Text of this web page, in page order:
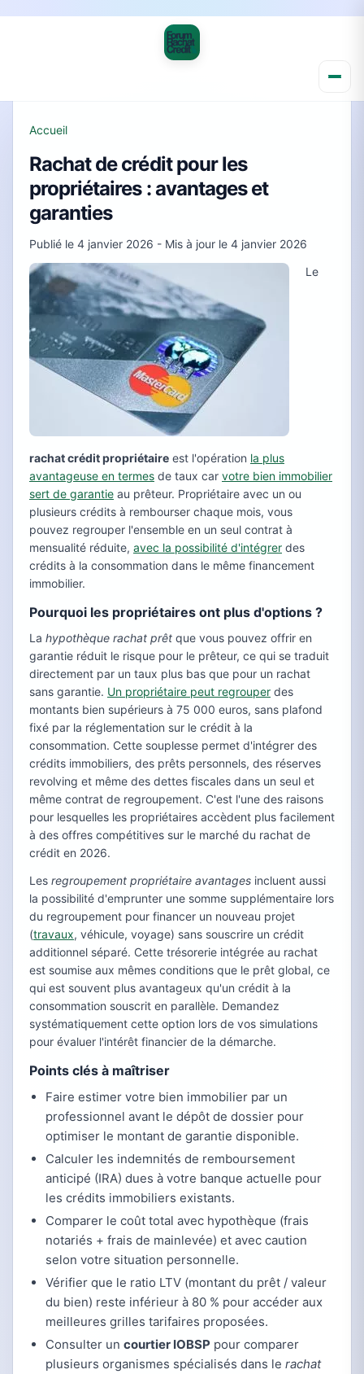
Accueil
Rachat de crédit pour les
propriétaires : avantages et
garanties
Publié le 4 janvier 2026 - Mis à jour le 4 janvier 2026
Le
rachat crédit propriétaire est l'opération la plus
avantageuse en termes de taux car votre bien immobilier
sert de garantie au prêteur. Propriétaire avec un ou
plusieurs crédits à rembourser chaque mois, vous
pouvez regrouper l'ensemble en un seul contrat à
mensualité réduite, avec la possibilité d'intégrer des
crédits à la consommation dans le même financement
immobilier.
Pourquoi les propriétaires ont plus d'options ?
La hypothèque rachat prêt que vous pouvez offrir en
garantie réduit le risque pour le prêteur, ce qui se traduit
directement par un taux plus bas que pour un rachat
sans garantie. Un propriétaire peut regrouper des
montants bien supérieurs à 75 000 euros, sans plafond
fixé par la réglementation sur le crédit à la
consommation. Cette souplesse permet d'intégrer des
crédits immobiliers, des prêts personnels, des réserves
revolving et même des dettes fiscales dans un seul et
même contrat de regroupement. C'est l'une des raisons
pour lesquelles les propriétaires accèdent plus facilement
à des offres compétitives sur le marché du rachat de
crédit en 2026.
Les regroupement propriétaire avantages incluent aussi
la possibilité d'emprunter une somme supplémentaire lors
du regroupement pour financer un nouveau projet
(travaux, véhicule, voyage) sans souscrire un crédit
additionnel séparé. Cette trésorerie intégrée au rachat
est soumise aux mêmes conditions que le prêt global, ce
qui est souvent plus avantageux qu'un crédit à la
consommation souscrit en parallèle. Demandez
systématiquement cette option lors de vos simulations
pour évaluer l'intérêt financier de la démarche.
Points clés à maîtriser
Faire estimer votre bien immobilier par un
professionnel avant le dépôt de dossier pour
optimiser le montant de garantie disponible.
Calculer les indemnités de remboursement
anticipé (IRA) dues à votre banque actuelle pour
les crédits immobiliers existants.
Comparer le coût total avec hypothèque (frais
notariés + frais de mainlevée) et avec caution
selon votre situation personnelle.
Vérifier que le ratio LTV (montant du prêt / valeur
du bien) reste inférieur à 80 % pour accéder aux
meilleures grilles tarifaires proposées.
Consulter un courtier IOBSP pour comparer
plusieurs organismes spécialisés dans le rachat